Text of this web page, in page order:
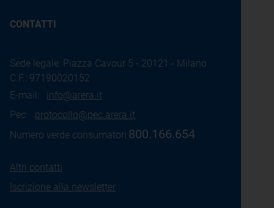
CONTATTI
Sede legale: Piazza Cavour 5 - 20121 - Milano
C.F.: 97190020152
E-mail: info@arera.it
Pec: protocollo@pec.arera.it
Numero verde consumatori:800.166.654
Altri contatti
Iscrizione alla newsletter